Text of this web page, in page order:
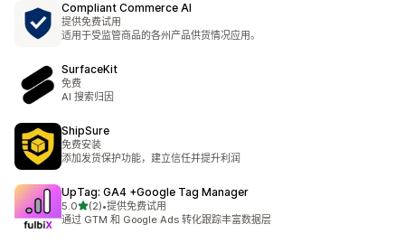
Compliant Commerce AI
提供免费试用
适用于受监管商品的各州产品供货情况应用。
SurfaceKit
免费
AI 搜索归因
ShipSure
免费安装
添加发货保护功能，建立信任并提升利润
UpTag: GA4 +Google Tag Manager
5.0星（满分 5 星）
(2)
总共 2 条评论
•提供免费试用
通过 GTM 和 Google Ads 转化跟踪丰富数据层